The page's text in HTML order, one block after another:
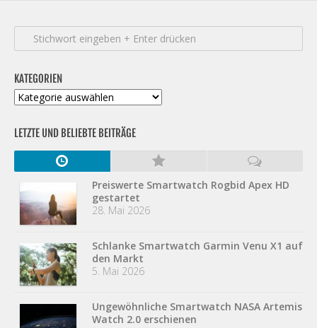
KATEGORIEN
Kategorien
LETZTE UND BELIEBTE BEITRÄGE
Preiswerte Smartwatch Rogbid Apex HD
gestartet
28. Mai 2026
Schlanke Smartwatch Garmin Venu X1 auf
den Markt
5. Mai 2026
Ungewöhnliche Smartwatch NASA Artemis
Watch 2.0 erschienen